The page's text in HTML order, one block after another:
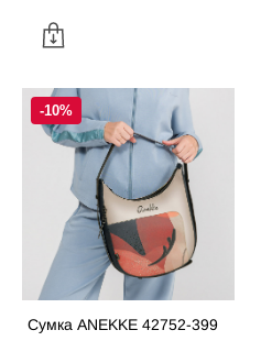
-10%
Сумка ANEKKE 42752-399